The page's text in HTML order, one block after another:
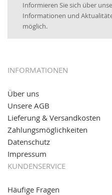
16.01.2017:JETZT NEU-
Maestro)
12.01.2017:JETZT NEU-
05.09.2016: NEUE Topseller
11.08.2016: Gerade
Partnershop
Online-Shop für einfaches
reinschauen...
Informieren Sie sich über
Informationen und
möglich.
INFORMATIONEN
Über uns
Unsere AGB
Lieferung & Versandkosten
Zahlungsmöglichkeiten
Datenschutz
Impressum
KUNDENSERVICE
Häufige Fragen